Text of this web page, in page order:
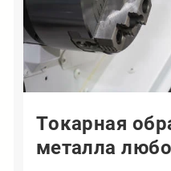
Токарная
металла